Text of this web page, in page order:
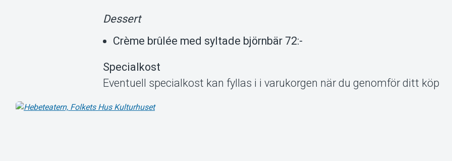
Dessert
Crème brûlée med syltade björnbär 72:-
Specialkost
Eventuell specialkost kan fyllas i i varukorgen när du genomför ditt köp